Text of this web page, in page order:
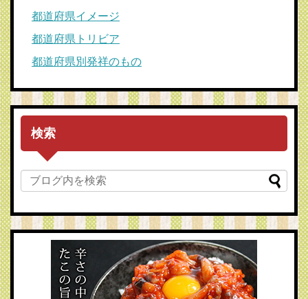
都道府県イメージ
都道府県トリビア
都道府県別発祥のもの
検索